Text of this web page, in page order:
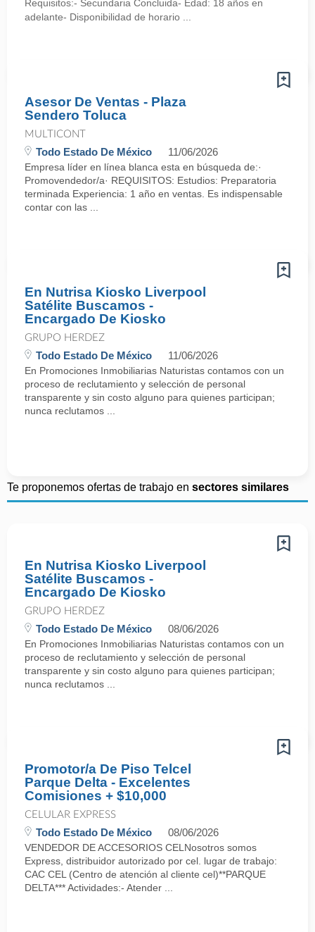
Requisitos:- Secundaria Concluida- Edad: 18 años en
adelante- Disponibilidad de horario ...
Asesor De Ventas - Plaza
Sendero Toluca
MULTICONT
Todo Estado De México 11/06/2026
Empresa líder en línea blanca esta en búsqueda de:·
Promovendedor/a· REQUISITOS: Estudios: Preparatoria
terminada Experiencia: 1 año en ventas. Es indispensable
contar con las ...
En Nutrisa Kiosko Liverpool
Satélite Buscamos -
Encargado De Kiosko
GRUPO HERDEZ
Todo Estado De México 11/06/2026
En Promociones Inmobiliarias Naturistas contamos con un
proceso de reclutamiento y selección de personal
transparente y sin costo alguno para quienes participan;
nunca reclutamos ...
Te proponemos ofertas de trabajo en sectores similares
En Nutrisa Kiosko Liverpool
Satélite Buscamos -
Encargado De Kiosko
GRUPO HERDEZ
Todo Estado De México 08/06/2026
En Promociones Inmobiliarias Naturistas contamos con un
proceso de reclutamiento y selección de personal
transparente y sin costo alguno para quienes participan;
nunca reclutamos ...
Promotor/a De Piso Telcel
Parque Delta - Excelentes
Comisiones + $10,000
CELULAR EXPRESS
Todo Estado De México 08/06/2026
VENDEDOR DE ACCESORIOS CELNosotros somos
Express, distribuidor autorizado por cel. lugar de trabajo:
CAC CEL (Centro de atención al cliente cel)**PARQUE
DELTA*** Actividades:- Atender ...